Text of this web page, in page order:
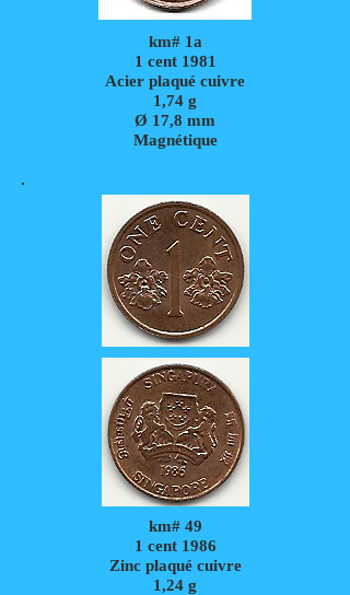
km# 1a
1 cent 1981
Acier plaqué cuivre
1,74 g
Ø 17,8 mm
Magnétique
km# 49
1 cent 1986
Zinc plaqué cuivre
1,24 g